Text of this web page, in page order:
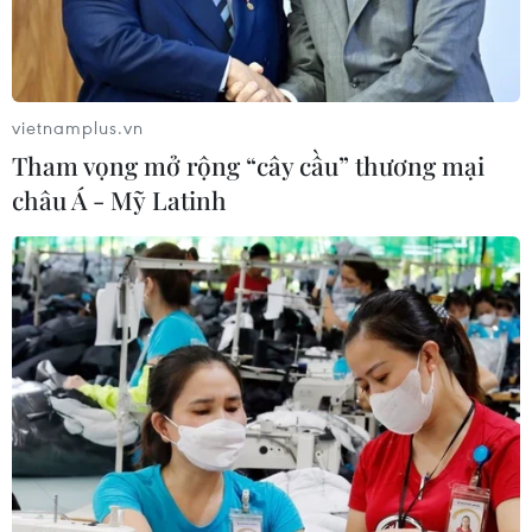
Mỹ đánh giá thỏa thuận hòa bình
Armenia-Azerbaijan và sáng kiến
TRIPP
09/08/2026 06:56
Chiến dịch siết nhập cư của Mỹ tăng
tốc, ICE bắt giữ 51.000 người
09/08/2026 06:56
Thông cáo đặc biệt của Ban Chấp
hành Trung ương Đảng Cộng sản
Việt Nam
09/08/2026 06:03
vietnamplus.vn
Tham vọng mở rộng “cây cầu” thương mại
châu Á - Mỹ Latinh